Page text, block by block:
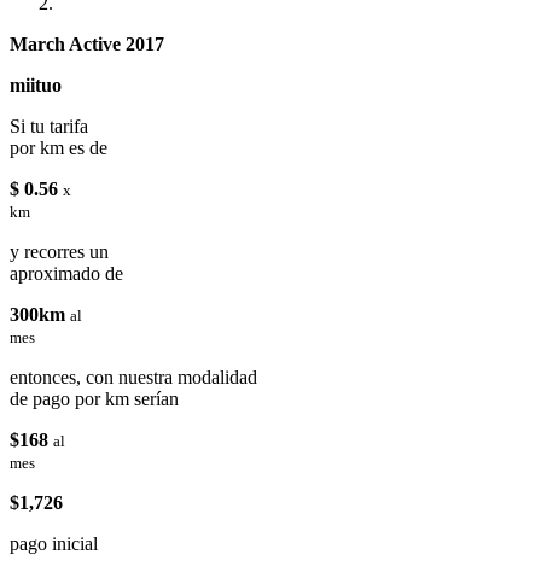
March Active 2017
miituo
Si tu tarifa
por km es de
$ 0.56 x
km
y recorres un
aproximado de
300km al
mes
entonces, con nuestra modalidad
de pago por km serían
$168 al
mes
$1,726
pago inicial